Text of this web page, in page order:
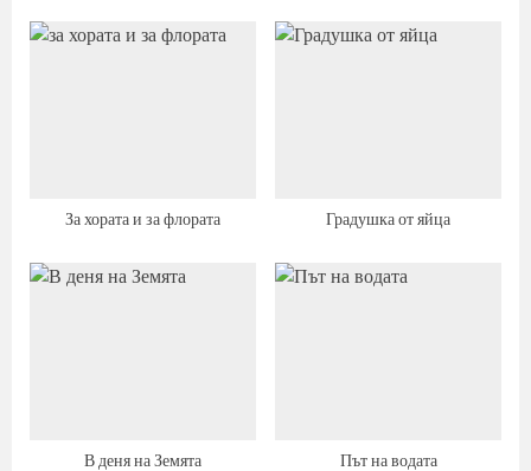
За хората и за флората Градушка от яйца
В деня на Земята Път на водата